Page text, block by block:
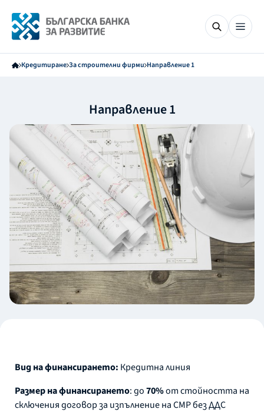
Кредитиране За строителни фирми Направление 1
Направление 1
Вид на финансирането: Кредитна линия
Размер на финансирането: до70%от стойността на
сключения договор за изпълнение на СМР без ДДС